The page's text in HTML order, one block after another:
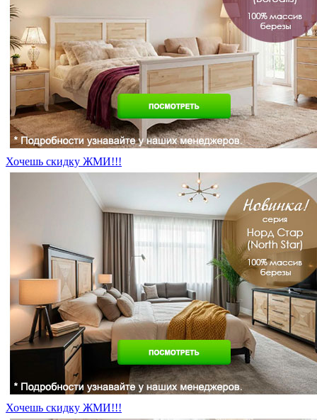
Хочешь скидку ЖМИ!!!
Хочешь скидку ЖМИ!!!